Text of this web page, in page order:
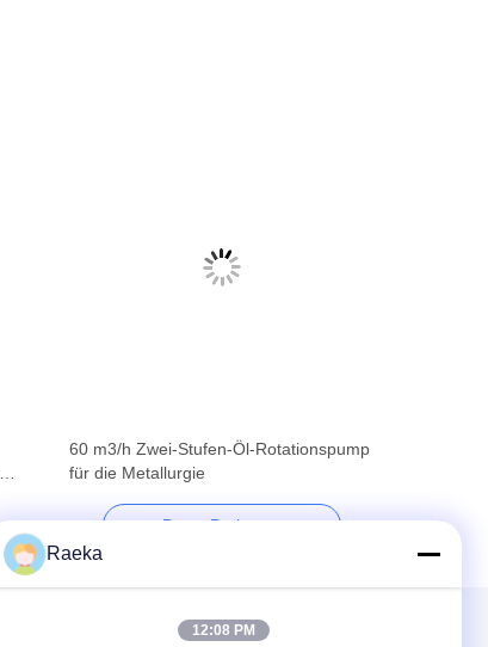
60 m3/h Zwei-Stufen-Öl-Rotationspump
für die Metallurgie
Beste Preis
Raeka
12:08 PM